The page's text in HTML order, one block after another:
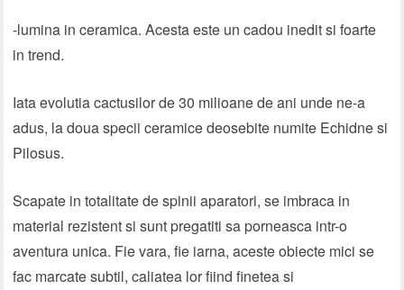
-lumina in ceramica. Acesta este un cadou inedit si foarte
in trend.
Iata evolutia cactusilor de 30 milioane de ani unde ne-a
adus, la doua specii ceramice deosebite numite Echidne si
Pilosus.
Scapate in totalitate de spinii aparatori, se imbraca in
material rezistent si sunt pregatiti sa porneasca intr-o
aventura unica. Fie vara, fie iarna, aceste obiecte mici se
fac marcate subtil, caliatea lor fiind finetea si